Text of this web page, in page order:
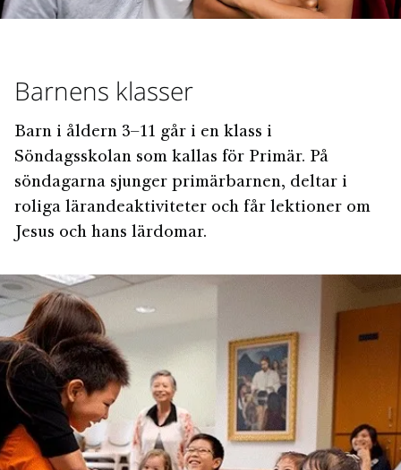
Barnens klasser
Barn i åldern 3–11 går i en klass i
Söndagsskolan som kallas för Primär. På
söndagarna sjunger primärbarnen, deltar i
roliga lärandeaktiviteter och får lektioner om
Jesus och hans lärdomar.